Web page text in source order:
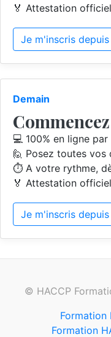
🏅 Attestation
Je m'inscris depuis
Demain
💻 100% en ligne
🙋 Posez toutes
⏱️ A votre rythme,
🏅 Attestation
Je m'inscris depuis
© HACCP
Formation
Formation